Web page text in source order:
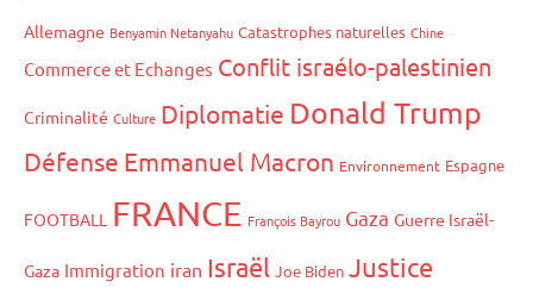
Allemagne Benyamin Netanyahu Catastrophes naturelles Chine
Commerce et Echanges Conflit israélo-palestinien
Criminalité Culture Diplomatie Donald Trump
Défense Emmanuel Macron Environnement Espagne
FOOTBALL FRANCE François Bayrou Gaza Guerre Israël-
Gaza Immigration iran Israël Joe Biden Justice